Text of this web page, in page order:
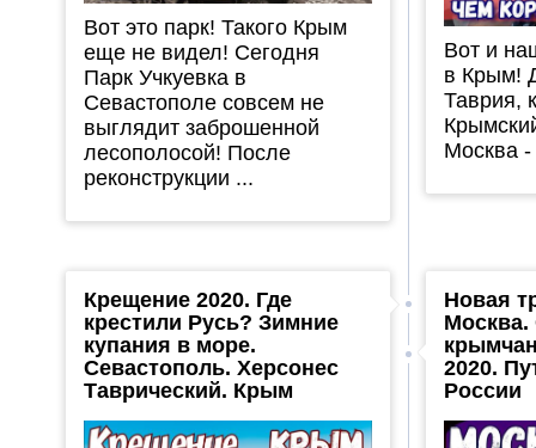
Вот это парк! Такого Крым
еще не видел! Сегодня
Парк Учкуевка в
Севастополе совсем не
выглядит заброшенной
лесополосой! После
реконструкции ...
Вот и
в Крым!
Таврия,
Москва
Крещение 2020. Где
крестили Русь? Зимние
купания в море.
Севастополь. Херсонес
Таврический. Крым
Новая
Москва.
2020.
России